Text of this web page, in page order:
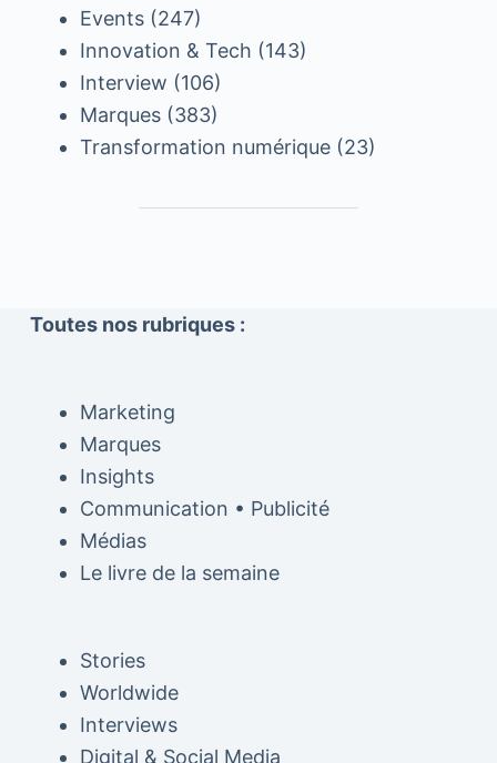
Events(247)
Innovation & Tech (143)
Interview (106)
Marques(383)
Transformation numérique(23)
Toutes nos rubriques :
Marketing
Marques
Insights
Communication • Publicité
Médias
Le livre de la semaine
Stories
Worldwide
Interviews
Digital & Social Media